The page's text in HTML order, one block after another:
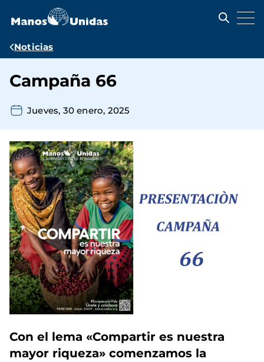
contenido
Ruta
navegación
Noticias
Campaña 66
Jueves, 30 enero, 2025
Con el lema «Compartir es nuestra
mayor riqueza» comenzamos la